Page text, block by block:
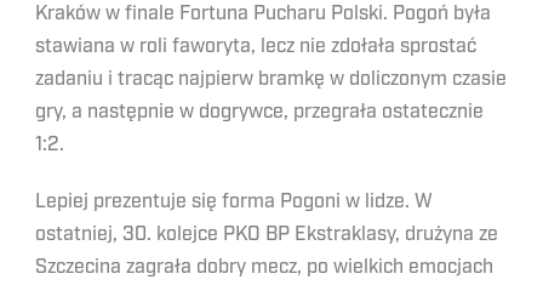
Kraków w finale Fortuna Pucharu Polski. Pogoń była
stawiana w roli faworyta, lecz nie zdołała sprostać
zadaniu i tracąc najpierw bramkę w doliczonym czasie
gry, a następnie w dogrywce, przegrała ostatecznie
1:2.
Lepiej prezentuje się forma Pogoni w lidze. W
ostatniej, 30. kolejce PKO BP Ekstraklasy, drużyna ze
Szczecina zagrała dobry mecz, po wielkich emocjach